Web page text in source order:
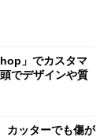
」でカスタマ
でデザインや質
カッターでも傷が